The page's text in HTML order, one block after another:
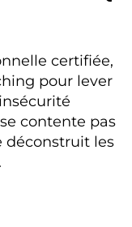
certifiée,
pour lever
contente pas
déconstruit les